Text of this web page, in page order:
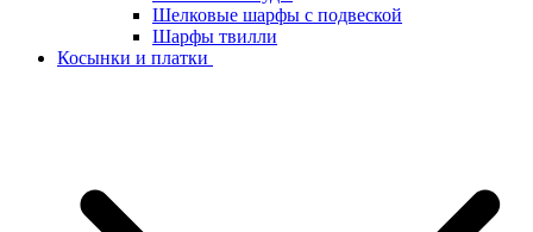
Шелковые шарфы с подвеской
Шарфы твилли
Косынки и платки